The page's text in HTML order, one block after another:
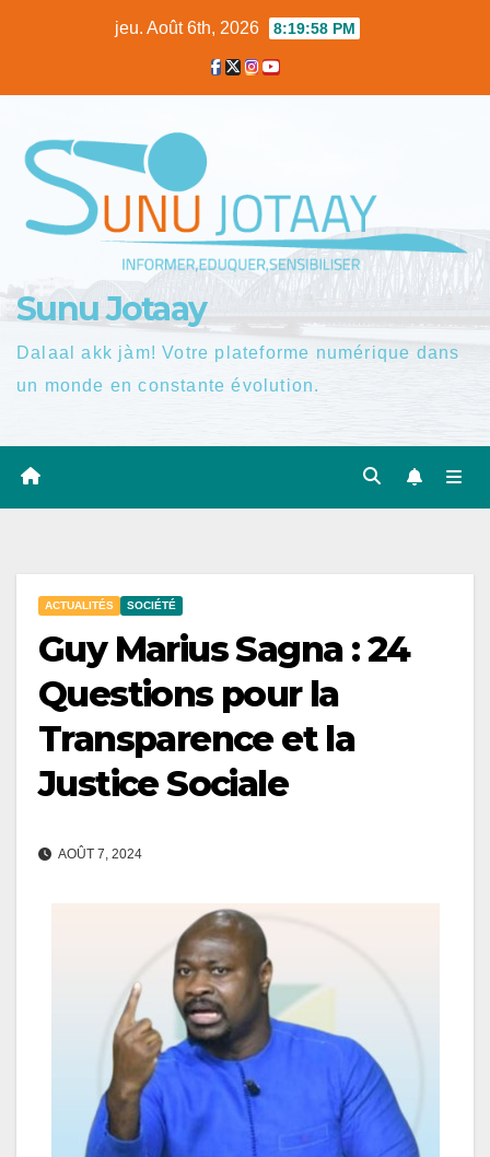
jeu. Août 6th, 2026 8:19:58 PM
Sunu Jotaay
Dalaal akk jàm! Votre plateforme numérique dans
un monde en constante évolution.
ACTUALITÉS SOCIÉTÉ
Guy Marius Sagna : 24
Questions pour la
Transparence et la
Justice Sociale
AOÛT 7, 2024